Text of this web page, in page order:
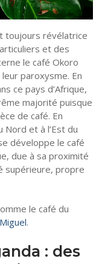
toujours révélatrice
et des
le café Okoro
paroxysme. En
ce pays d’Afrique,
majorité puisque
de café. En
Nord et à l’Est du
développe le café
due à sa proximité
supérieure, propre
le café du
.
: des